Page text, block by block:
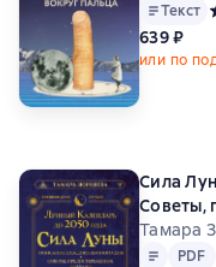
Текст
639 ₽
или по
Сила
Советы,
Лунный
Тамара
Текст PDF
PDF